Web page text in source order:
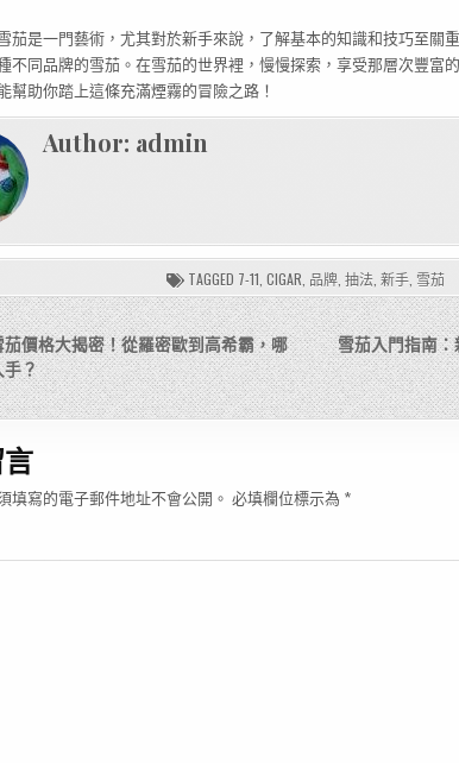
茄是一門藝術，尤其對於新手來說，了解基本的知識和技巧至關
不同品牌的雪茄。在雪茄的世界裡，慢慢探索，享受那層次豐富
幫助你踏上這條充滿煙霧的冒險之路！
Author: admin
TAGGED 7-11 ,CIGAR 品牌 ,抽法 ,新手 雪茄
雪茄入門指南
價格大揭密！從羅密歐到高希霸，哪
手？
填寫的電子郵件地址不會公開。 必填欄位標示為 *